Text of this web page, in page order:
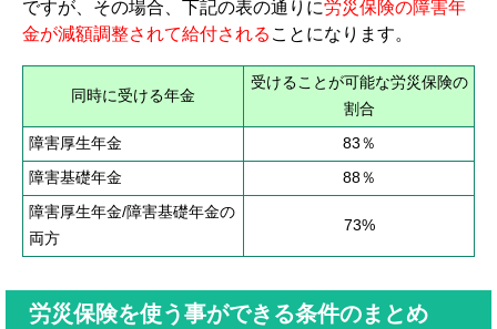
ですが、その場合、下記の表の通りに労災保険の障害年
金が減額調整されて給付される ことになります。
同時に受ける年金
受けることが可能な労災保険の
割合
障害厚生年金 83％
障害基礎年金 88％
障害厚生年金/障害基礎年金の
両方
73%
労災保険を使う事ができる条件のまとめ